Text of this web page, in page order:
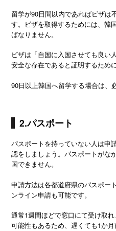
留学が90日間以内であればビザは
す。ビザを取得するためには、韓
ばなりません。
ビザは「自国に入国させても良い
安全な存在であると証明するため
90日以上韓国へ留学する場合は、
2.パスポート
パスポートを持っていない人は申
認をしましょう。パスポートがな
国できません。
申請方法は各都道府県のパスポー
ンライン申請も可能です。
通常1週間ほどで窓口にて受け取
可能性もあるため、遅くても1か月